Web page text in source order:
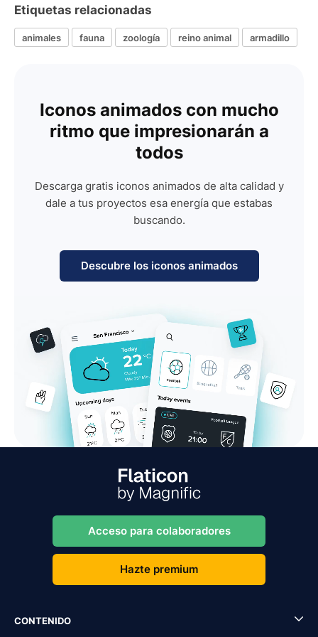
Etiquetas relacionadas
animales fauna zoología reino animal armadillo
Iconos animados con mucho
ritmo que impresionarán a
todos
Descarga gratis iconos animados de alta calidad y
dale a tus proyectos esa energía que estabas
buscando.
Descubre los iconos animados
Acceso para colaboradores
Hazte premium
CONTENIDO